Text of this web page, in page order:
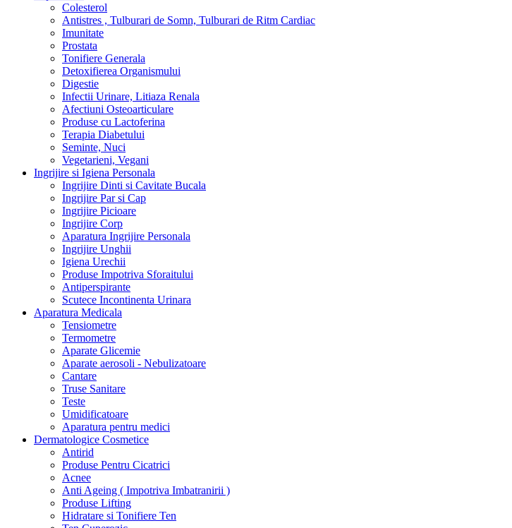
Colesterol
Antistres , Tulburari de Somn, Tulburari de Ritm Cardiac
Imunitate
Prostata
Tonifiere Generala
Detoxifierea Organismului
Digestie
Infectii Urinare, Litiaza Renala
Afectiuni Osteoarticulare
Produse cu Lactoferina
Terapia Diabetului
Seminte, Nuci
Vegetarieni, Vegani
Ingrijire si Igiena Personala
Ingrijire Dinti si Cavitate Bucala
Ingrijire Par si Cap
Ingrijire Picioare
Ingrijire Corp
Aparatura Ingrijire Personala
Ingrijire Unghii
Igiena Urechii
Produse Impotriva Sforaitului
Antiperspirante
Scutece Incontinenta Urinara
Aparatura Medicala
Tensiometre
Termometre
Aparate Glicemie
Aparate aerosoli - Nebulizatoare
Cantare
Truse Sanitare
Teste
Umidificatoare
Aparatura pentru medici
Dermatologice Cosmetice
Antirid
Produse Pentru Cicatrici
Acnee
Anti Ageing ( Impotriva Imbatranirii )
Produse Lifting
Hidratare si Tonifiere Ten